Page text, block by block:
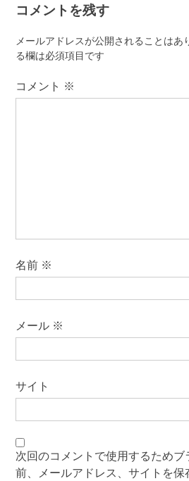
ー
シ
ョ
コメントを残す
メールアドレスが公開されることはあ
る欄は必須項目です
コメント ※
名前 ※
メール ※
サイト
次回のコメントで使用するため
前、メールアドレス、サイトを保